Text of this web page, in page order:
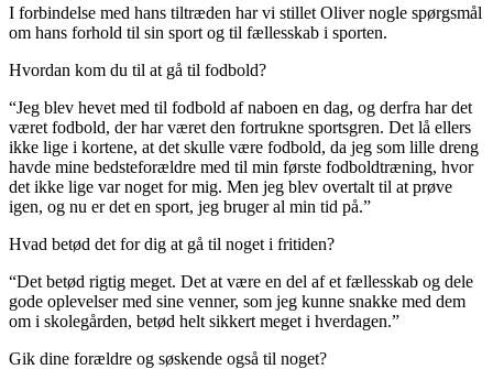
I forbindelse med hans tiltræden har vi stillet Oliver nogle spørgsmål
om hans forhold til sin sport og til fællesskab i sporten.
Hvordan kom du til at gå til fodbold?
“Jeg blev hevet med til fodbold af naboen en dag, og derfra har det
været fodbold, der har været den fortrukne sportsgren. Det lå ellers
ikke lige i kortene, at det skulle være fodbold, da jeg som lille dreng
havde mine bedsteforældre med til min første fodboldtræning, hvor
det ikke lige var noget for mig. Men jeg blev overtalt til at prøve
igen, og nu er det en sport, jeg bruger al min tid på.”
Hvad betød det for dig at gå til noget i fritiden?
“Det betød rigtig meget. Det at være en del af et fællesskab og dele
gode oplevelser med sine venner, som jeg kunne snakke med dem
om i skolegården, betød helt sikkert meget i hverdagen.”
Gik dine forældre og søskende også til noget?